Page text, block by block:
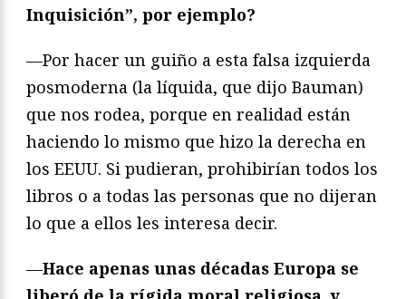
Inquisición”, por ejemplo?
—Por hacer un guiño a esta falsa izquierda
posmoderna (la líquida, que dijo Bauman)
que nos rodea, porque en realidad están
haciendo lo mismo que hizo la derecha en
los EEUU. Si pudieran, prohibirían todos los
libros o a todas las personas que no dijeran
lo que a ellos les interesa decir.
—Hace apenas unas décadas Europa se